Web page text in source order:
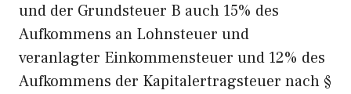
und der Grundsteuer B auch 15% des
Aufkommens an Lohnsteuer und
veranlagter Einkommensteuer und 12% des
Aufkommens der Kapitalertragsteuer nach §